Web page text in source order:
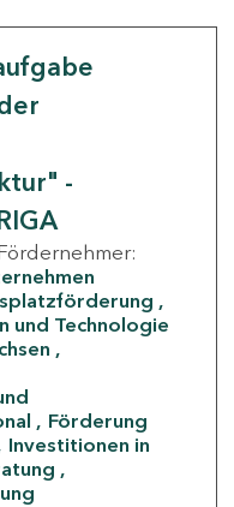
-
und Technologie
Förderung
Investitionen in